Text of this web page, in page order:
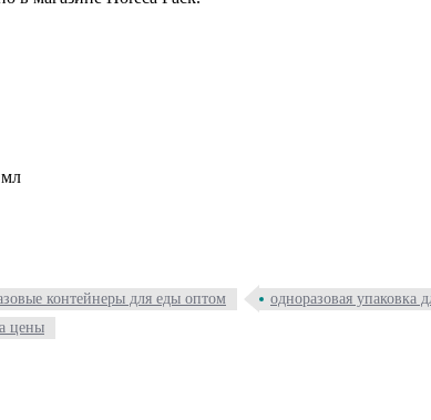
контейнеры для еды оптом одноразовая упаковка
цены